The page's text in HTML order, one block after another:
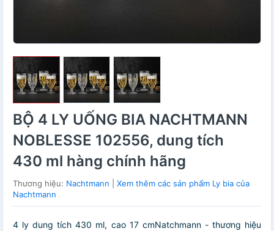
BỘ 4 LY UỐNG BIA NACHTMANN
NOBLESSE 102556, dung tích
430 ml hàng chính hãng
Thương hiệu: Nachtmann
Xem thêm các sản phẩm Ly bia của
Nachtmann
4 ly dung tích 430 ml, cao 17 cmNatchmann - thương hiệu